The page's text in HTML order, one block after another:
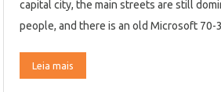
capital city, the main streets are still
people, and there is an old Microsoft 70-
Leia mais